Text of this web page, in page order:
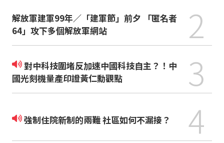
解放軍建軍99年／「建軍節」前夕 「匿名者
64」攻下多個解放軍網站
2
對中科技圍堵反加速中國科技自主？！中
國光刻機量產印證黃仁勳觀點
3
強制住院新制的兩難 社區如何不漏接？ 4